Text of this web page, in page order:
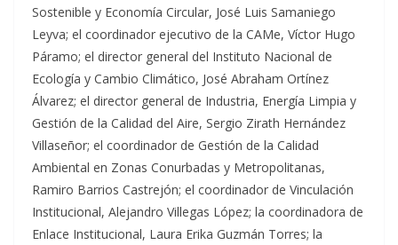
Sostenible y Economía Circular, José Luis Samaniego
Leyva; el coordinador ejecutivo de la CAMe, Víctor Hugo
Páramo; el director general del Instituto Nacional de
Ecología y Cambio Climático, José Abraham Ortínez
Álvarez; el director general de Industria, Energía Limpia y
Gestión de la Calidad del Aire, Sergio Zirath Hernández
Villaseñor; el coordinador de Gestión de la Calidad
Ambiental en Zonas Conurbadas y Metropolitanas,
Ramiro Barrios Castrejón; el coordinador de Vinculación
Institucional, Alejandro Villegas López; la coordinadora de
Enlace Institucional, Laura Erika Guzmán Torres; la